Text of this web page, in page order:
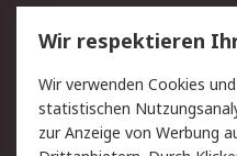
Service
Value Added Services
Rücksendung/
Hilfe
Wir respektieren
Wir verwenden Cookies
statistischen
zur Anzeige von Werbung